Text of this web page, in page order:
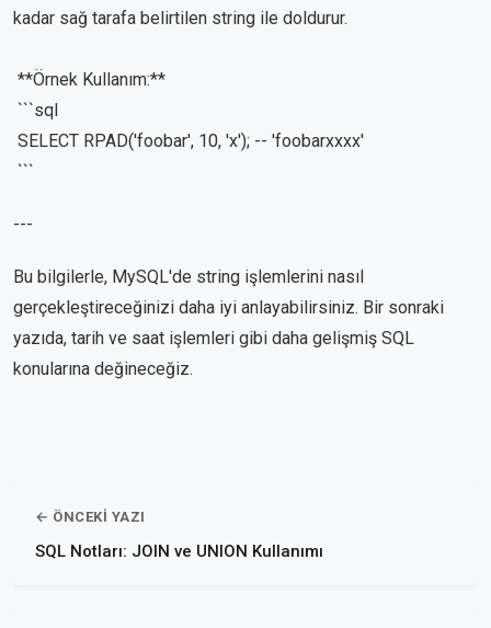
kadar sağ tarafa belirtilen string ile doldurur.
**Örnek Kullanım:**
```sql
SELECT RPAD('foobar', 10, 'x'); -- 'foobarxxxx'
```
---
Bu bilgilerle, MySQL'de string işlemlerini nasıl
gerçekleştireceğinizi daha iyi anlayabilirsiniz. Bir sonraki
yazıda, tarih ve saat işlemleri gibi daha gelişmiş SQL
konularına değineceğiz.
← ÖNCEKI YAZI
SQL Notları: JOIN ve UNION Kullanımı